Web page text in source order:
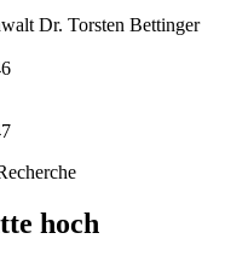
Dr. Torsten Bettinger
hoch